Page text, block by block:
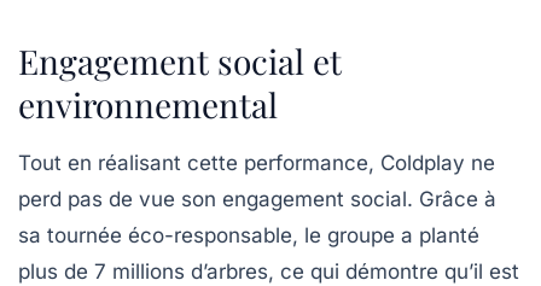
Engagement social et
environnemental
Tout en réalisant cette performance, Coldplay ne
perd pas de vue son engagement social. Grâce à
sa tournée éco-responsable, le groupe a planté
plus de 7 millions d’arbres, ce qui démontre qu’il est